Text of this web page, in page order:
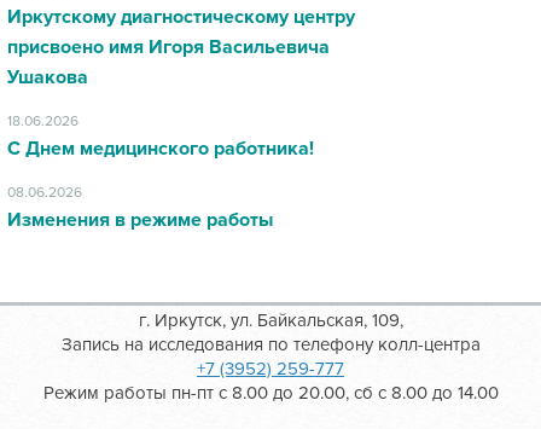
Иркутскому диагностическому центру
присвоено имя Игоря Васильевича
Ушакова
18.06.2026
С Днем медицинского работника!
08.06.2026
Изменения в режиме работы
г. Иркутск, ул. Байкальская, 109,
Запись на исследования по телефону колл-центра
+7 (3952) 259-777
Режим работы пн-пт с 8.00 до 20.00, сб с 8.00 до 14.00